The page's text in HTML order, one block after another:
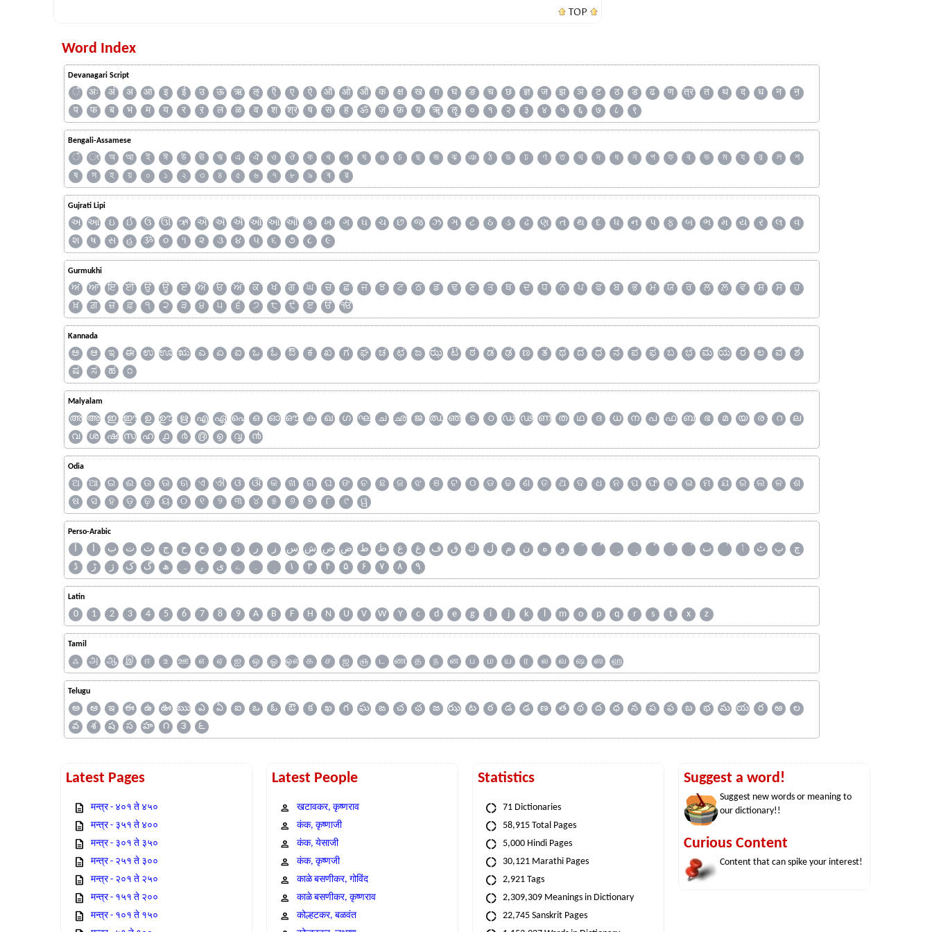
TOP
Word Index
Devanagari Script
ँ अः अं अ आ इ ई उ ऊ ऋ ऌ ऍ ए ऐ ऑ ओ औ क क्ष ख ग घ ङ च छ ज्ञ ज झ ञ ट ठ ड ढ ण त्र त थ द ध न
ऩ
प
फ ब भ म य र ऱ ल ळ व श श्र ष स ह ॐ ज़ फ़ य़ ॠ ॡ ० १ २ ३ ४ ५ ६ ७ ८ ९
Bengali-Assamese
ঁ ং অ আ ই ঈ উ ঊ ঋ এ ঐ ও ঔ ক খ গ ঘ ঙ চ ছ জ ঝ ঞ ঠ ড ঢ ণ ত থ দ ধ ন প ফ ব ভ ম য র ল
শ
ষ
স হ য় ০ ১ ২ ৩ ৪ ৫ ৬ ৭ ৮ ৯ ৰ ৱ
Gujrati Lipi
અ આ ઇ ઈ ઉ ઊ ઋ ઍ એ ઐ ઑ ઓ ઔ ક ખ ગ ઘ ચ છ જ ઝ ઞ ટ ઠ ડ ઢ ણ ત થ દ ધ ન પ ફ બ ભ મ ય ર લ
વ
શ
ષ સ હ ૐ ૦ ૧ ૨ ૩ ૪ ૫ ૬ ૭ ૮ ૯
Gurmukhi
ਅ ਆ ਇ ਈ ਉ ਊ ਏ ਐ ਓ ਔ ਕ ਖ ਗ ਘ ਚ ਛ ਜ ਝ ਟ ਠ ਡ ਢ ਣ ਤ ਥ ਦ ਧ ਨ ਪ ਫ ਬ ਭ ਮ ਯ ਰ ਲ ਲ਼ ਵ ਸ਼ ਸ
ਹ
ਖ਼
ਗ਼ ਜ਼ ਫ਼ ੧ ੨ ੩ ੪ ੫ ੬ ੭ ੮ ੯ ੲ ੳ ੴ
Kannada
ಅ ಆ ಇ ಈ ಉ ಊ ಋ ಎ ಏ ಐ ಒ ಓ ಔ ಕ ಖ ಗ ಘ ಚ ಛ ಜ ಝ ಟ ಠ ಡ ಢ ಣ ತ ಥ ದ ಧ ನ ಪ ಫ ಬ ಭ ಮ ಯ ರ ಲ ವ
ಶ
ಷ
ಸ ಹ ೧
Malyalam
അ ആ ഇ ഈ ഉ ഊ ഋ എ ഏ ഐ ഒ ഓ ഔ ക ഖ ഗ ഘ ച ഛ ജ ഝ ഞ ട ഠ ഡ ഢ ണ ത ഥ ദ ധ ന പ ഫ ബ ഭ മ യ ര റ
ല
വ
ശ ഷ സ ഹ ൧ ൪ ൫ ൭ ൮ ൯
Odia
ଅ ଆ ଇ ଈ ଉ ଊ ଋ ଏ ଐ ଓ ଔ କ ଖ ଗ ଘ ଙ ଚ ଛ ଜ ଝ ଞ ଟ ଠ ଡ ଢ ଣ ତ ଥ ଦ ଧ ନ ପ ଫ ବ ଭ ମ ଯ ର ଲ ଳ
ଶ
ଷ
ସ ହ ଡ଼ ଢ଼ ୟ ୦ ୧ ୨ ୩ ୪ ୫ ୬ ୭ ୮ ୯ ୱ
Perso-Arabic
آ ا ب ت ث ج ح خ د ذ ر ز س ش ص ض ط ظ ع غ ف ق ك ل م ن ه و ٮ ٲ ٹ پ
چ
ڈ
ڑ ژ ک گ ھ ہ ۄ ی ے ۔ ۱ ۳ ۴ ۵ ۶ ۷ ۸ ۹
Latin
0 1 2 3 4 5 6 7 8 9 A B F H N U V W Y c d e g i j k l m o p q r s t x z
Tamil
ஃ அ ஆ இ ஈ உ ஊ எ ஏ ஐ ஒ ஓ ஔ க ச ஜ ஞ ட ண த ந ன ப ம ய ர ல வ ஷ ஸ ஹ
Telugu
అ ఆ ఇ ఈ ఉ ఊ ఋ ఎ ఏ ఐ ఒ ఓ ఔ క ఖ గ ఘ ఙ చ ఛ జ ఝ ట ఠ డ ఢ ణ త థ ద ధ న ప ఫ బ భ మ య ర ఱ
ల
వ
శ ష స హ ౧ ౩ ౬
Latest Pages
मन्त्र - ४०१ ते ४५०
मन्त्र - ३५१ ते ४००
मन्त्र - ३०१ ते ३५०
मन्त्र - २५१ ते ३००
मन्त्र - २०१ ते २५०
मन्त्र - १५१ ते २००
मन्त्र - १०१ ते १५०
Latest People
खटावकर, कृष्णराव
कंक, कृष्णाजी
कंक, येसाजी
कंक, कृष्णजी
काळे बसणीकर, गोविंद
काळे बसणीकर, कृष्णराव
कोल्हटकर, बळवंत
Statistics
71 Dictionaries
58,915 Total Pages
5,000 Hindi Pages
30,121 Marathi Pages
2,921 Tags
2,309,309 Meanings in Dictionary
22,745 Sanskrit Pages
Suggest a word!
Suggest new words or meaning to
our dictionary!!
Curious Content
Content that can spike your interest!